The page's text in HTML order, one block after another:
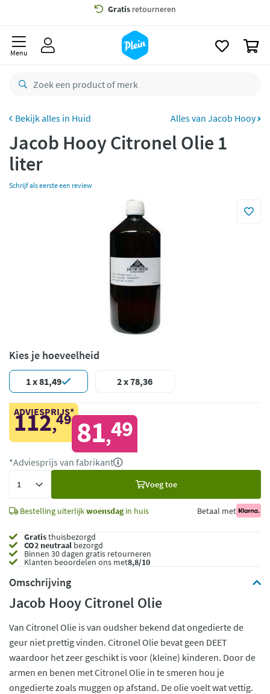
Gratisbezorging vanaf 35,- *
Bestelling uiterlijkzaterdag
retourneren
bezorgd
Betaal met Klarna
Menu
Huid Alles van Jacob Hooy
Jacob Hooy Citronel Olie 1
liter
Schrijf als eerste een review
Kies je hoeveelheid
1 x 81,49 2 x 78,36
ADVIESPRIJS*
112,49 81,49
*Adviesprijs van fabrikant
Voeg toe
Bestelling uiterlijkwoensdagin huis Betaal met
Gratisthuisbezorgd
CO2 neutraal bezorgd
Binnen 30 dagen gratis retourneren
Klanten beoordelen ons met8,8/10
Omschrijving
Jacob Hooy Citronel Olie
Van Citronel Olie is van oudsher bekend dat ongedierte de
geur niet prettig vinden. Citronel Olie bevat geen DEET
waardoor het zeer geschikt is voor (kleine) kinderen. Door de
armen en benen met Citronel Olie in te smeren hou je
ongedierte zoals muggen op afstand. De olie voelt wat vettig.